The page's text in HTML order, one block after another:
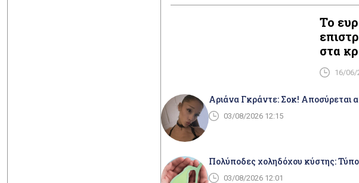
Το
στα
16/06/
Αριάνα Γκράντε: Σοκ! Αποσύρεται
03/08/2026 12:15
Πολύποδες χοληδόχου κύστης:
03/08/2026 12:01